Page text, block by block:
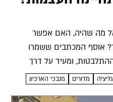
מה שהיה, האם אפשר
אוסף המכתבים ששמרו
ומעיד על דרך
יהונתן בנחיון...
מדורים
מנבכי הארכיון